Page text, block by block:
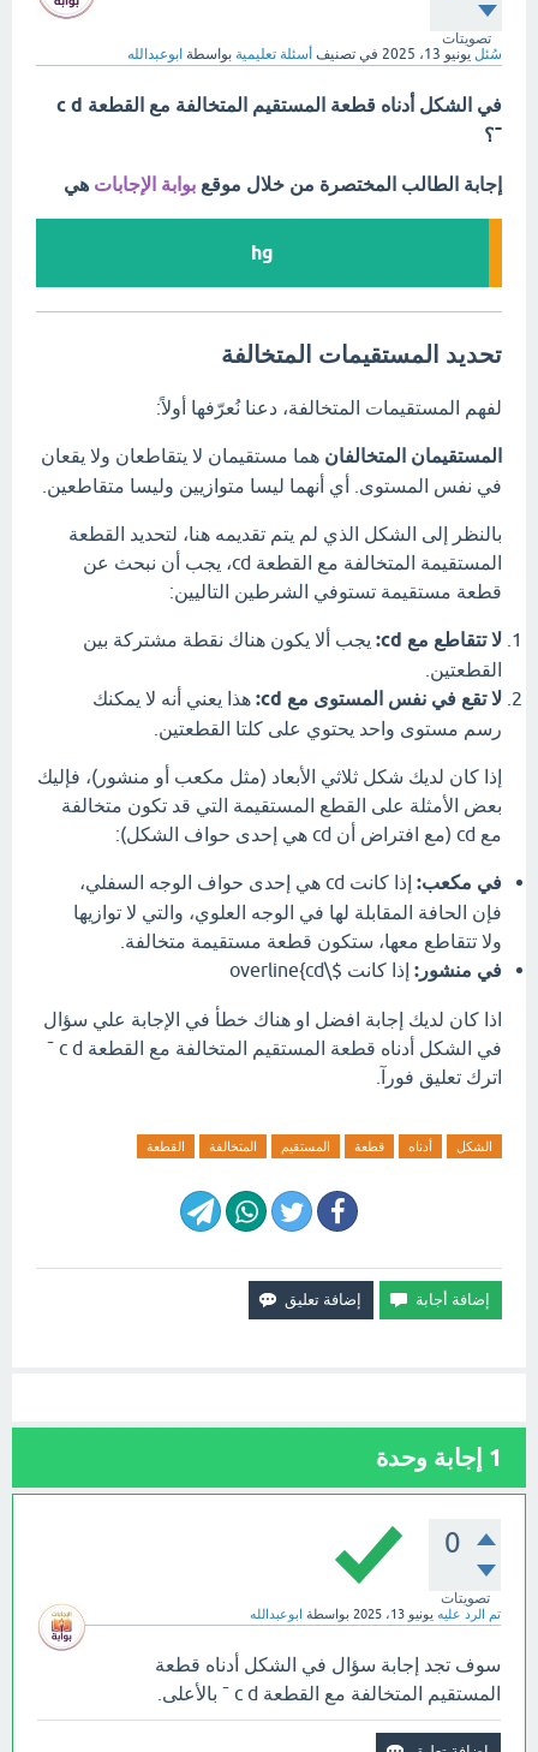
تصويتات
سُئل يونيو 13، 2025 في تصنيف أسئلة تعليمية بواسطة ابوعبدالله
في الشكل أدناه قطعة المستقيم المتخالفة مع القطعة c d
¯؟
إجابة الطالب المختصرة من خلال موقع بوابة الإجابات هي
hg
تحديد المستقيمات المتخالفة
لفهم المستقيمات المتخالفة، دعنا نُعرّفها أولاً:
المستقيمان المتخالفان هما مستقيمان لا يتقاطعان ولا يقعان
في نفس المستوى. أي أنهما ليسا متوازيين وليسا متقاطعين.
بالنظر إلى الشكل الذي لم يتم تقديمه هنا، لتحديد القطعة
المستقيمة المتخالفة مع القطعة
cd ، يجب أن نبحث عن
قطعة مستقيمة تستوفي الشرطين التاليين:
لا تتقاطع مع cd
: يجب ألا يكون هناك نقطة مشتركة بين
القطعتين.
لا تقع في نفس المستوى مع cd
: هذا يعني أنه لا يمكنك
رسم مستوى واحد يحتوي على كلتا القطعتين.
إذا كان لديك شكل ثلاثي الأبعاد (مثل مكعب أو منشور)، فإليك
بعض الأمثلة على القطع المستقيمة التي قد تكون متخالفة
مع
cd (مع افتراض أن cd هي إحدى حواف الشكل):
في مكعب: إذا كانت cd
هي إحدى حواف الوجه السفلي،
فإن الحافة المقابلة لها في الوجه العلوي، والتي لا توازيها
ولا تتقاطع معها، ستكون قطعة مستقيمة متخالفة.
في منشور: إذا كانت $\overline{cd
اذا كان لديك إجابة افضل او هناك خطأ في الإجابة علي سؤال
في الشكل أدناه قطعة المستقيم المتخالفة مع القطعة c d ¯
اترك تعليق فورآ.
الشكل أدناه قطعة المستقيم المتخالفة القطعة
1 إجابة وحدة
0
تصويتات
تم الرد عليه يونيو 13، 2025 بواسطة ابوعبدالله
سوف تجد إجابة سؤال في الشكل أدناه قطعة
المستقيم المتخالفة مع القطعة c d ¯ بالأعلى.